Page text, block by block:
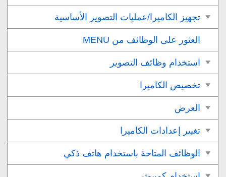
تجهيز الكاميرا/عمليات التصوير الأساسية
العثور على الوظائف من MENU
استخدام وظائف التصوير
تخصيص الكاميرا
العرض
تغيير إعدادات الكاميرا
الوظائف المتاحة باستخدام هاتف ذكي